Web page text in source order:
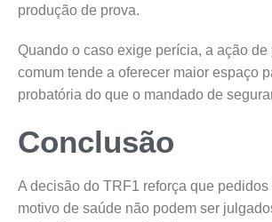
produção de prova.
Quando o caso exige perícia, a ação de
comum tende a oferecer maior espaço
probatória do que o mandado de
Conclusão
A decisão do TRF1 reforça que
motivo de saúde não podem ser